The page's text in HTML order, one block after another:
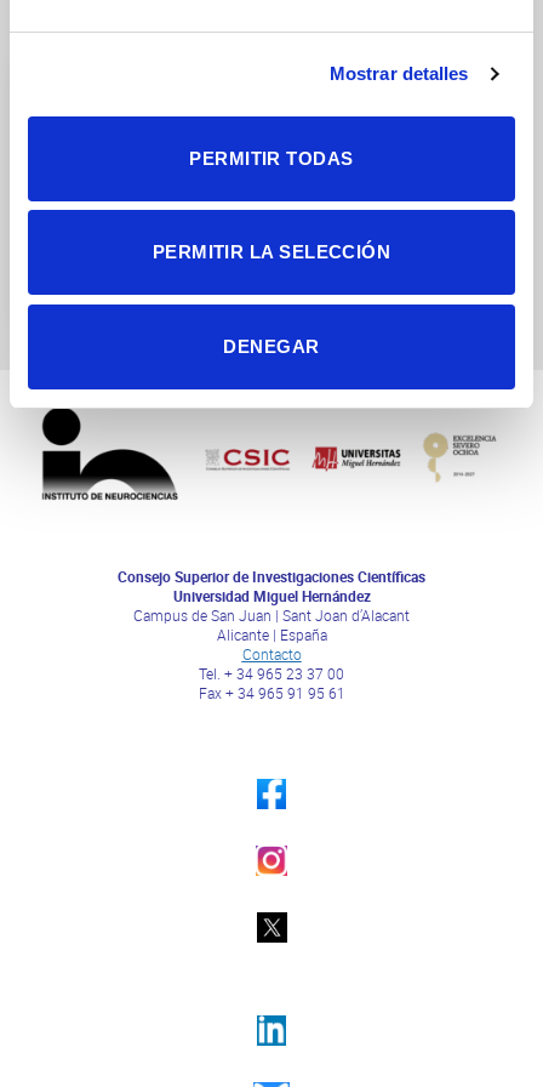
Mostrar detalles
PERMITIR TODAS
PERMITIR LA SELECCIÓN
DENEGAR
Grupos de Investigación
células madre neurales en
Consejo Superior de Investigaciones Científicas
Universidad Miguel Hernández
Campus de San Juan | Sant Joan d’Alacant
Alicante | España
Contacto
Tel. + 34 965 23 37 00
Fax + 34 965 91 95 61